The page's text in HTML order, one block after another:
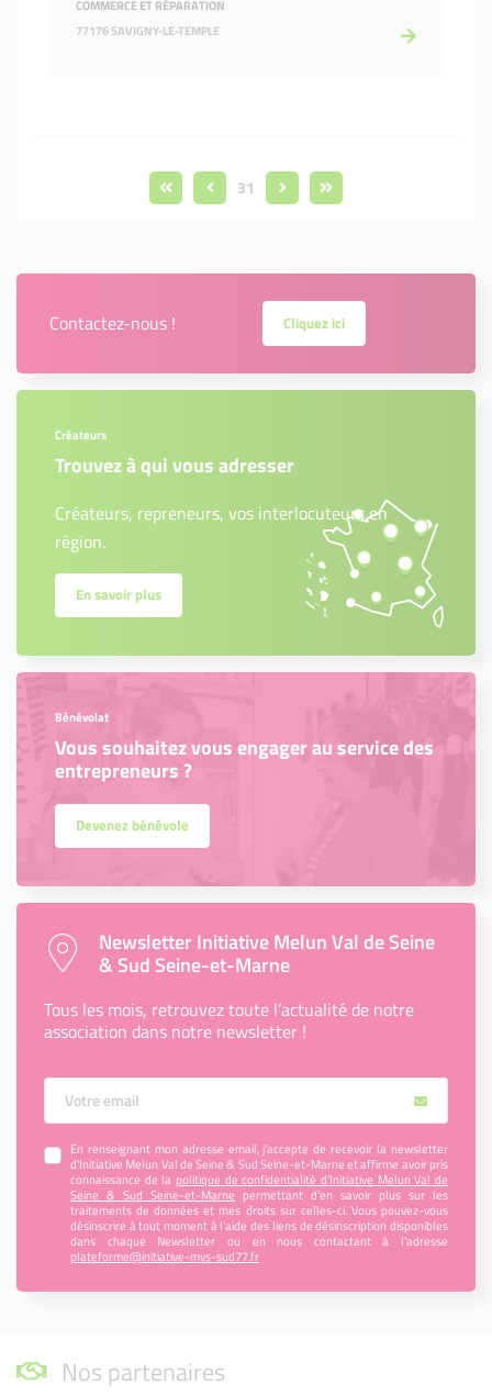
COMMERCE ET RÉPARATION
77176 SAVIGNY-LE-TEMPLE
31
Contactez-nous ! Cliquez ici
Créateurs
Trouvez à qui vous adresser
Créateurs, repreneurs, vos interlocuteurs en
région.
En savoir plus
Bénévolat
Vous souhaitez vous engager au service des
entrepreneurs ?
Devenez bénévole
Newsletter Initiative Melun Val de Seine
& Sud Seine-et-Marne
Tous les mois, retrouvez toute l’actualité de notre
association dans notre newsletter !
Votre Email
En renseignant mon adresse email, j’accepte de recevoir la newsletter
d'Initiative Melun Val de Seine & Sud Seine-et-Marne et affirme avoir pris
connaissance de la politique de confidentialité d’Initiative Melun Val de
Seine & Sud Seine-et-Marne permettant d’en savoir plus sur les
traitements de données et mes droits sur celles-ci. Vous pouvez-vous
désinscrire à tout moment à l’aide des liens de désinscription disponibles
dans chaque Newsletter ou en nous contactant à l’adresse
plateforme@initiative-mvs-sud77.fr
Nos partenaires